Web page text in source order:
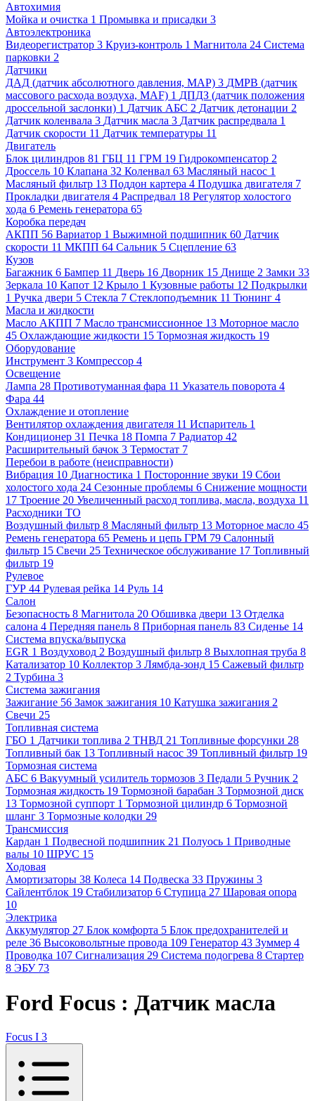
Автохимия
Мойка и очистка 1 Промывка и присадки 3
Автоэлектроника
Видеорегистратор 3 Круиз-контроль 1 Магнитола 24 Система
парковки 2
Датчики
ДАД (датчик абсолютного давления, MAP) 3 ДМРВ (датчик
массового расхода воздуха, MAF) 1 ДПДЗ (датчик положения
дроссельной заслонки) 1 Датчик АБС 2 Датчик детонации 2
Датчик коленвала 3 Датчик масла 3 Датчик распредвала 1
Датчик скорости 11 Датчик температуры 11
Двигатель
Блок цилиндров 81 ГБЦ 11 ГРМ 19 Гидрокомпенсатор 2
Дроссель 10 Клапана 32 Коленвал 63 Масляный насос 1
Масляный фильтр 13 Поддон картера 4 Подушка двигателя 7
Прокладки двигателя 4 Распредвал 18 Регулятор холостого
хода 6 Ремень генератора 65
Коробка передач
АКПП 56 Вариатор 1 Выжимной подшипник 60 Датчик
скорости 11 МКПП 64 Сальник 5 Сцепление 63
Кузов
Багажник 6 Бампер 11 Дверь 16 Дворник 15 Днище 2 Замки 33
Зеркала 10 Капот 12 Крыло 1 Кузовные работы 12 Подкрылки
1 Ручка двери 5 Стекла 7 Стеклоподъемник 11 Тюнинг 4
Масла и жидкости
Масло АКПП 7 Масло трансмиссионное 13 Моторное масло
45 Охлаждающие жидкости 15 Тормозная жидкость 19
Оборудование
Инструмент 3 Компрессор 4
Освещение
Лампа 28 Противотуманная фара 11 Указатель поворота 4
Фара 44
Охлаждение и отопление
Вентилятор охлаждения двигателя 11 Испаритель 1
Кондиционер 31 Печка 18 Помпа 7 Радиатор 42
Расширительный бачок 3 Термостат 7
Перебои в работе (неисправности)
Вибрация 10 Диагностика 1 Посторонние звуки 19 Сбои
холостого хода 24 Сезонные проблемы 6 Снижение мощности
17 Троение 20 Увеличенный расход топлива, масла, воздуха 11
Расходники ТО
Воздушный фильтр 8 Масляный фильтр 13 Моторное масло 45
Ремень генератора 65 Ремень и цепь ГРМ 79 Салонный
фильтр 15 Свечи 25 Техническое обслуживание 17 Топливный
фильтр 19
Рулевое
ГУР 44 Рулевая рейка 14 Руль 14
Салон
Безопасность 8 Магнитола 20 Обшивка двери 13 Отделка
салона 4 Передняя панель 8 Приборная панель 83 Сиденье 14
Система впуска/выпуска
EGR 1 Воздуховод 2 Воздушный фильтр 8 Выхлопная труба 8
Катализатор 10 Коллектор 3 Лямбда-зонд 15 Сажевый фильтр
2 Турбина 3
Система зажигания
Зажигание 56 Замок зажигания 10 Катушка зажигания 2
Свечи 25
Топливная система
ГБО 1 Датчики топлива 2 ТНВД 21 Топливные форсунки 28
Топливный бак 13 Топливный насос 39 Топливный фильтр 19
Тормозная система
АБС 6 Вакуумный усилитель тормозов 3 Педали 5 Ручник 2
Тормозная жидкость 19 Тормозной барабан 3 Тормозной диск
13 Тормозной суппорт 1 Тормозной цилиндр 6 Тормозной
шланг 3 Тормозные колодки 29
Трансмиссия
Кардан 1 Подвесной подшипник 21 Полуось 1 Приводные
валы 10 ШРУС 15
Ходовая
Амортизаторы 38 Колеса 14 Подвеска 33 Пружины 3
Сайлентблок 19 Стабилизатор 6 Ступица 27 Шаровая опора
10
Электрика
Аккумулятор 27 Блок комфорта 5 Блок предохранителей и
реле 36 Высоковольтные провода 109 Генератор 43 Зуммер 4
Проводка 107 Сигнализация 29 Система подогрева 8 Стартер
8 ЭБУ 73
Ford Focus : Датчик масла
Focus I 3